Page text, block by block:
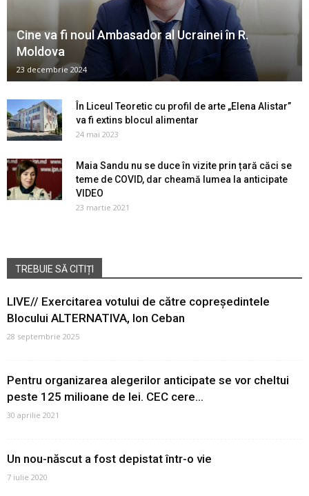
Cine va fi noul Ambasador al Ucrainei în R.
Moldova
23 decembrie 2024
În Liceul Teoretic cu profil de arte „Elena Alistar”
va fi extins blocul alimentar
24 mai 2023
Maia Sandu nu se duce în vizite prin țară căci se
teme de COVID, dar cheamă lumea la anticipate
VIDEO
23 martie 2021
TREBUIE SĂ CITIȚI
LIVE// Exercitarea votului de către copreședintele
Blocului ALTERNATIVA, Ion Ceban
28 septembrie 2025
Pentru organizarea alegerilor anticipate se vor cheltui
peste 125 milioane de lei. CEC cere...
30 aprilie 2021
Un nou-născut a fost depistat într-o vie
7 iulie 2020